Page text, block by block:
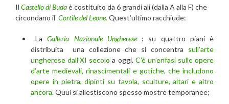
Il Castello di Budaè costituito da 6 grandi ali (dalla A alla F) che
circondano il Cortile del Leone. Quest’ultimo racchiude:
LaGalleria Nazionale Ungherese: su quattro piani è
distribuita una collezione che si concentra sull’arte
ungherese dall’XI secolo a oggi. C’è un’enfasi sulle opere
d’arte medievali, rinascimentali e gotiche, che includono
opere in pietra, dipinti su tavola, sculture, altari e altro
ancora. Quui si allestiscono spesso mostre temporanee;